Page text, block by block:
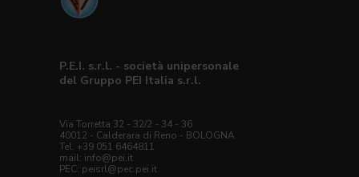
P.E.I. s.r.l. - società unipersonale
del Gruppo PEI Italia s.r.l.
Via Torretta 32 - 32/2 - 34 - 36
40012 - Calderara di Reno - BOLOGNA
Tel. +39 051 6464811
mail: info@pei.it
PEC: peisrl@pec.pei.it